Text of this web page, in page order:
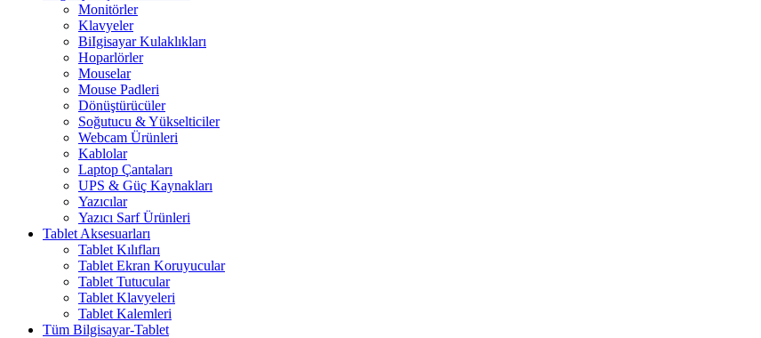
Monitörler
Klavyeler
BiIgisayar Kulaklıkları
Hoparlörler
Mouselar
Mouse Padleri
Dönüştürücüler
Soğutucu & Yükselticiler
Webcam Ürünleri
Kablolar
Laptop Çantaları
UPS & Güç Kaynakları
Yazıcılar
Yazıcı Sarf Ürünleri
Tablet Aksesuarları
Tablet Kılıfları
Tablet Ekran Koruyucular
Tablet Tutucular
Tablet Klavyeleri
Tablet Kalemleri
Tüm Bilgisayar-Tablet